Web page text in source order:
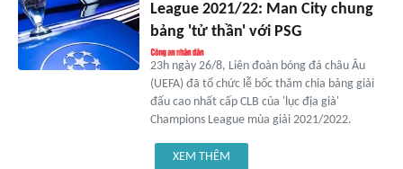
League 2021/22: Man City chung
bảng 'tử thần' với PSG
23h ngày 26/8, Liên đoàn bóng đá châu Âu
(UEFA) đã tổ chức lễ bốc thăm chia bảng giải
đấu cao nhất cấp CLB của 'lục địa già'
Champions League mùa giải 2021/2022.
XEM THÊM